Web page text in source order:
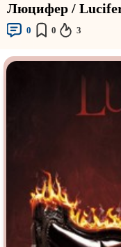
Авангард иСюрреализм
Аниме
Врачи
Основанное на
событиях
ПереводГоблина
Перевод Кураж-Бамбей
Люцифер /
0 0 3